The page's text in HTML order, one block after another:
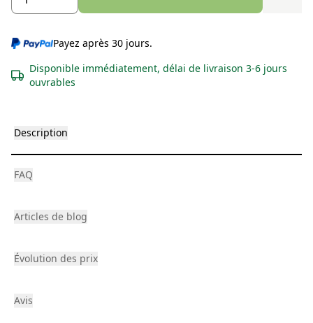
Payez après 30 jours.
Disponible immédiatement, délai de livraison 3-6 jours
ouvrables
Description
FAQ
Articles de blog
Évolution des prix
Avis